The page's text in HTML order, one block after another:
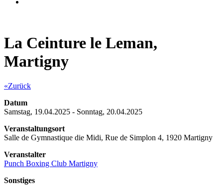
La Ceinture le Leman,
Martigny
«Zurück
Datum
Samstag, 19.04.2025 - Sonntag, 20.04.2025
Veranstaltungsort
Salle de Gymnastique die Midi, Rue de Simplon 4, 1920 Martigny
Veranstalter
Punch Boxing Club Martigny
Sonstiges